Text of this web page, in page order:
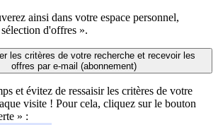
ainsi dans votre espace personnel,
d'offres ».
les critères de votre recherche et recevoir les
offres par e-mail (abonnement)
et évitez de ressaisir les critères de votre
visite ! Pour cela, cliquez sur le bouton
» :